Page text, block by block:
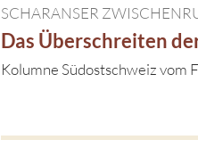
SCHARANSER
Das Überschreiten
Kolumne Südostschweiz vom